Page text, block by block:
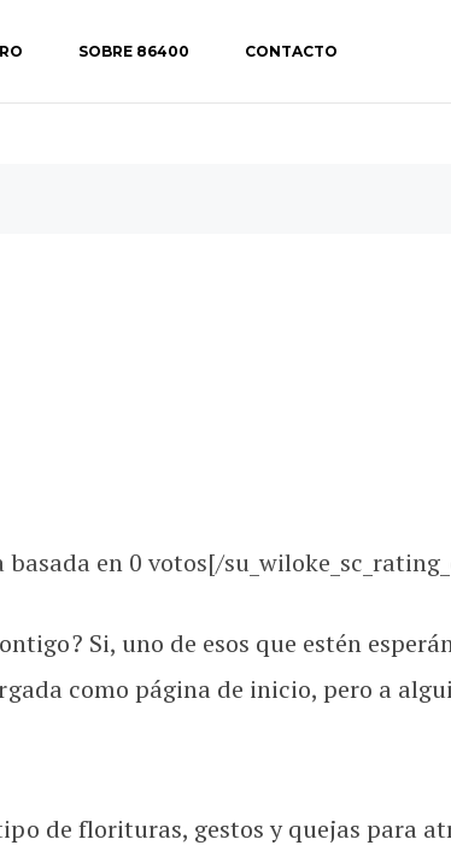
SOBRE 86400 CONTACTO
basada en 0 votos[/
Si, uno de esos que estén
como página de inicio, pero a
de florituras, gestos y quejas para